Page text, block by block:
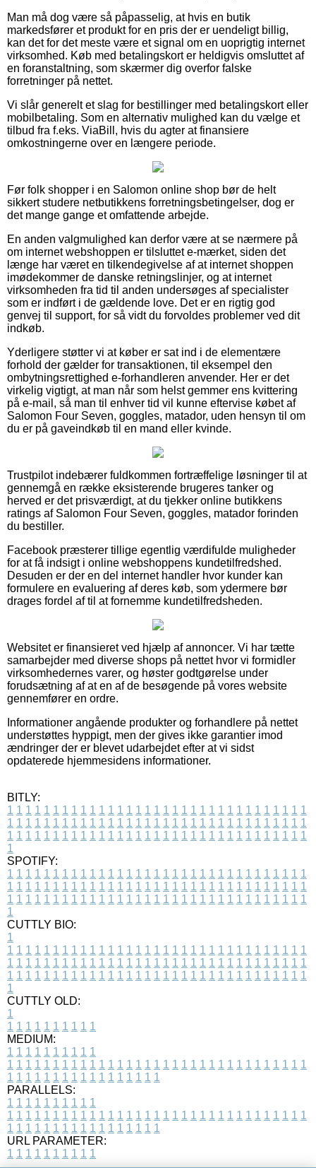
Man må dog være så påpasselig, at hvis en butik
markedsfører et produkt for en pris der er uendeligt billig,
kan det for det meste være et signal om en uoprigtig internet
virksomhed. Køb med betalingskort er heldigvis omsluttet af
en foranstaltning, som skærmer dig overfor falske
forretninger på nettet.
Vi slår generelt et slag for bestillinger med betalingskort eller
mobilbetaling. Som en alternativ mulighed kan du vælge et
tilbud fra f.eks. ViaBill, hvis du agter at finansiere
omkostningerne over en længere periode.
Før folk shopper i en Salomon online shop bør de helt
sikkert studere netbutikkens forretningsbetingelser, dog er
det mange gange et omfattende arbejde.
En anden valgmulighed kan derfor være at se nærmere på
om internet webshoppen er tilsluttet e-mærket, siden det
længe har været en tilkendegivelse af at internet shoppen
imødekommer de danske retningslinjer, og at internet
virksomheden fra tid til anden undersøges af specialister
som er indført i de gældende love. Det er en rigtig god
genvej til support, for så vidt du forvoldes problemer ved dit
indkøb.
Yderligere støtter vi at køber er sat ind i de elementære
forhold der gælder for transaktionen, til eksempel den
ombytningsrettighed e-forhandleren anvender. Her er det
virkelig vigtigt, at man når som helst gemmer ens kvittering
på e-mail, så man til enhver tid vil kunne eftervise købet af
Salomon Four Seven, goggles, matador, uden hensyn til om
du er på gaveindkøb til en mand eller kvinde.
Trustpilot indebærer fuldkommen fortræffelige løsninger til at
gennemgå en række eksisterende brugeres tanker og
herved er det prisværdigt, at du tjekker online butikkens
ratings af Salomon Four Seven, goggles, matador forinden
du bestiller.
Facebook præsterer tillige egentlig værdifulde muligheder
for at få indsigt i online webshoppens kundetilfredshed.
Desuden er der en del internet handler hvor kunder kan
formulere en evaluering af deres køb, som ydermere bør
drages fordel af til at fornemme kundetilfredsheden.
Websitet er finansieret ved hjælp af annoncer. Vi har tætte
samarbejder med diverse shops på nettet hvor vi formidler
virksomhedernes varer, og høster godtgørelse under
forudsætning af at en af de besøgende på vores website
gennemfører en ordre.
Informationer angående produkter og forhandlere på nettet
understøttes hyppigt, men der gives ikke garantier imod
ændringer der er blevet udarbejdet efter at vi sidst
opdaterede hjemmesidens informationer.
BITLY:
1 1 1 1 1 1 1 1 1 1 1 1 1 1 1 1 1 1 1 1 1 1 1 1 1 1 1 1 1 1 1 1 1
1 1 1 1 1 1 1 1 1 1 1 1 1 1 1 1 1 1 1 1 1 1 1 1 1 1 1 1 1 1 1 1 1
1 1 1 1 1 1 1 1 1 1 1 1 1 1 1 1 1 1 1 1 1 1 1 1 1 1 1 1 1 1 1 1 1
1
SPOTIFY:
1 1 1 1 1 1 1 1 1 1 1 1 1 1 1 1 1 1 1 1 1 1 1 1 1 1 1 1 1 1 1 1 1
1 1 1 1 1 1 1 1 1 1 1 1 1 1 1 1 1 1 1 1 1 1 1 1 1 1 1 1 1 1 1 1 1
1 1 1 1 1 1 1 1 1 1 1 1 1 1 1 1 1 1 1 1 1 1 1 1 1 1 1 1 1 1 1 1 1
1
CUTTLY BIO:
1
1 1 1 1 1 1 1 1 1 1 1 1 1 1 1 1 1 1 1 1 1 1 1 1 1 1 1 1 1 1 1 1 1
1 1 1 1 1 1 1 1 1 1 1 1 1 1 1 1 1 1 1 1 1 1 1 1 1 1 1 1 1 1 1 1 1
1 1 1 1 1 1 1 1 1 1 1 1 1 1 1 1 1 1 1 1 1 1 1 1 1 1 1 1 1 1 1 1 1
1
CUTTLY OLD:
1
1 1 1 1 1 1 1 1 1 1
MEDIUM:
1 1 1 1 1 1 1 1 1 1
1 1 1 1 1 1 1 1 1 1 1 1 1 1 1 1 1 1 1 1 1 1 1 1 1 1 1 1 1 1 1 1 1
1 1 1 1 1 1 1 1 1 1 1 1 1 1 1 1 1
PARALLELS:
1 1 1 1 1 1 1 1 1 1
1 1 1 1 1 1 1 1 1 1 1 1 1 1 1 1 1 1 1 1 1 1 1 1 1 1 1 1 1 1 1 1 1
1 1 1 1 1 1 1 1 1 1 1 1 1 1 1 1 1
URL PARAMETER:
1 1 1 1 1 1 1 1 1 1